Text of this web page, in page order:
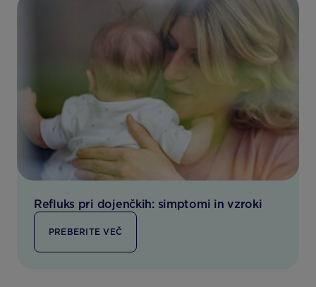
Refluks pri dojenčkih: simptomi in vzroki
PREBERITE VEČ